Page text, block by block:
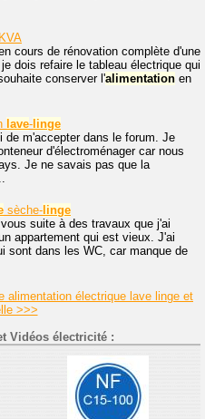
cours de rénovation complète d'une
dois refaire le tableau électrique qui
conserver l'alimentation en
lave- linge
de m'accepter dans le forum. Je
d'électroménager car nous
Je ne savais pas que la
sèche- linge
suite à des travaux que j'ai
appartement qui est vieux. J'ai
sont dans les WC, car manque de
alimentation électrique lave linge et
>>>
Vidéos électricité :